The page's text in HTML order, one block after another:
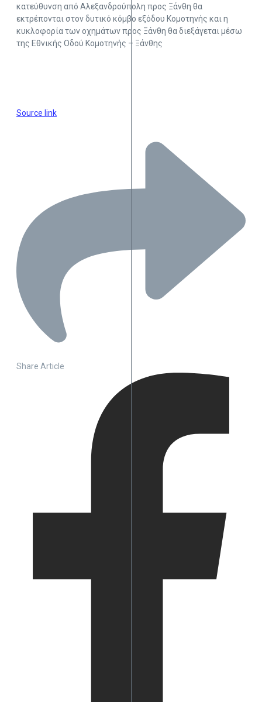
κατεύθυνση από Αλεξανδρούπολη προς Ξάνθη θα
εκτρέπονται στον δυτικό κόμβο εξόδου Κομοτηνής και η
κυκλοφορία των οχημάτων προς Ξάνθη θα διεξάγεται μέσω
της Εθνικής Οδού Κομοτηνής – Ξάνθης
Source link
Share Article